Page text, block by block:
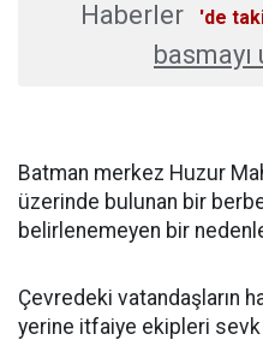
Haberler
'de
basmayı
Batman merkez Huzur
üzerinde bulunan bir
belirlenemeyen bir nedenle
Çevredeki vatandaşların
yerine itfaiye ekipleri